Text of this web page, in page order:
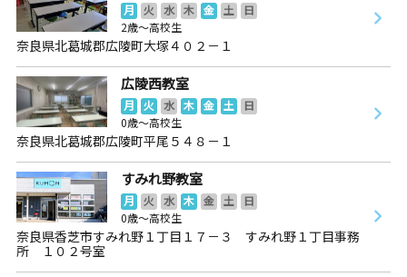
月 火 水 木 金 土
日
2歳～高校生
奈良県北葛城郡広陵町大塚４０２－１
広陵西教室
月 火 水 木 金 土
日
0歳～高校生
奈良県北葛城郡広陵町平尾５４８－１
すみれ野教室
月 火 水 木 金 土
日
0歳～高校生
奈良県香芝市すみれ野１丁目１７－３ すみれ野１丁目事務
所 １０２号室